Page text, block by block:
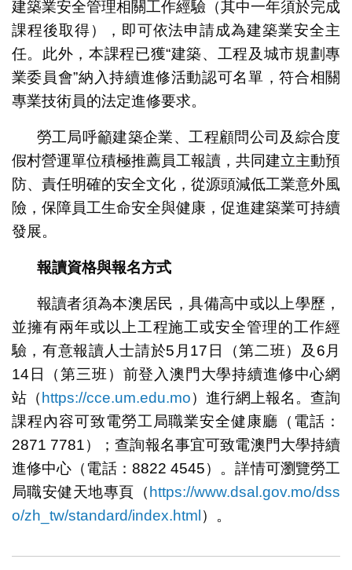
建築業安全管理相關工作經驗（其中一年須於完成
課程後取得），即可依法申請成為建築業安全主
任。此外，本課程已獲“建築、工程及城市規劃專
業委員會”納入持續進修活動認可名單，符合相關
專業技術員的法定進修要求。
勞工局呼籲建築企業、工程顧問公司及綜合度
假村營運單位積極推薦員工報讀，共同建立主動預
防、責任明確的安全文化，從源頭減低工業意外風
險，保障員工生命安全與健康，促進建築業可持續
發展。
報讀資格與報名方式
報讀者須為本澳居民，具備高中或以上學歷，
並擁有兩年或以上工程施工或安全管理的工作經
驗，有意報讀人士請於5月17日（第二班）及6月
14日（第三班）前登入澳門大學持續進修中心網
站（https://cce.um.edu.mo）進行網上報名。查詢
課程內容可致電勞工局職業安全健康廳（電話：
2871 7781）；查詢報名事宜可致電澳門大學持續
進修中心（電話：8822 4545）。詳情可瀏覽勞工
局職安健天地專頁（https://www.dsal.gov.mo/dss
o/zh_tw/standard/index.html）。